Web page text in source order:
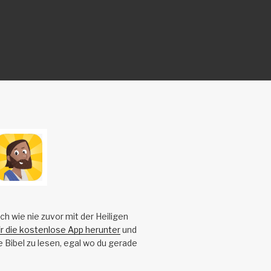
wie nie zuvor mit der Heiligen
die kostenlose App herunterund
Bibel zu lesen, egal wo du gerade